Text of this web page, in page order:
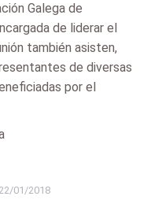
Galega de
de liderar el
también asisten,
de diversas
por el
22/01/2018